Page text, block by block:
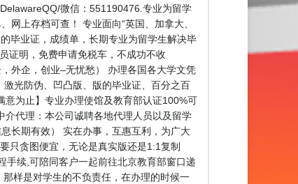
微信：551190476.专业为留学
上存档可查！ 专业面向“英国、加拿大、
毕业证，成绩单，长期专业为留学生解决毕
证明，免费申请免税车，不成功不收
外企，创业–无忧愁） 办理各国各大学文凭
光防伪、凹凸版、版的毕业证、百分之百
为止】专业办理使馆及教育部认证100%可
代理：本公司诚聘各地代理人员以及留学
长期有效） 实在办事，互惠互利，为广大
贪图便宜，无论是真实版还是1:1复制
续,可陪同客户一起前往北京教育部窗口递
样是对学生的不负责任，在办理的时候一